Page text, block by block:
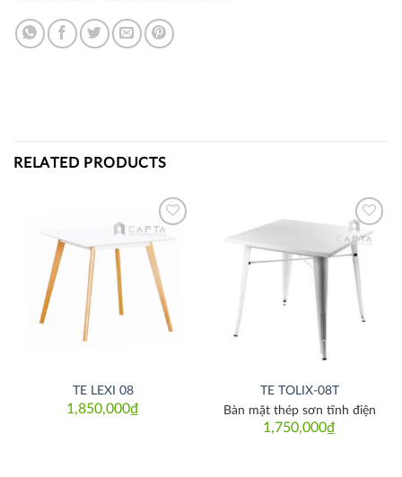
RELATED PRODUCTS
TE LEXI 08
1,850,000₫
TE TOLIX-08T
1,750,000₫
Bàn mặt thép sơn tĩnh điện